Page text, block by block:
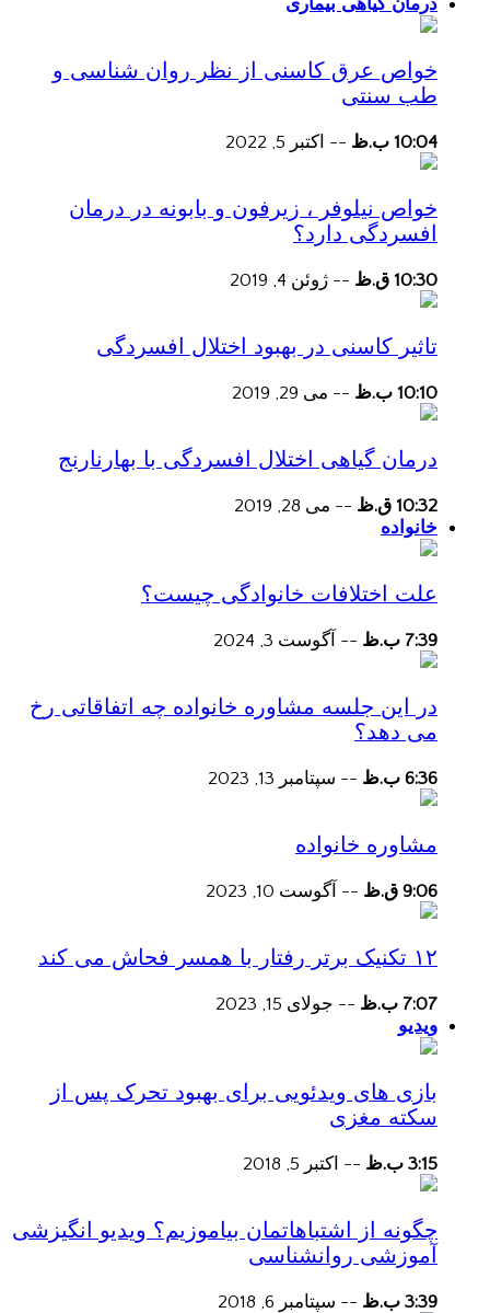
خواص عرق کاسنی از نظر روان شناسی و
طب سنتی
10:04 ب.ظ -- اکتبر 5, 2022
خواص نیلوفر ، زیرفون و بابونه در درمان
افسردگی دارد؟
10:30 ق.ظ -- ژوئن 4, 2019
تاثیر کاسنی در بهبود اختلال افسردگی
10:10 ب.ظ -- می 29, 2019
درمان گیاهی اختلال افسردگی با بهارنارنج
10:32 ق.ظ -- می 28, 2019
خانواده
علت اختلافات خانوادگی چیست؟
7:39 ب.ظ -- آگوست 3, 2024
در این جلسه مشاوره خانواده چه اتفاقاتی رخ
می دهد؟
6:36 ب.ظ -- سپتامبر 13, 2023
مشاوره خانواده
9:06 ق.ظ -- آگوست 10, 2023
۱۲ تکنیک برتر رفتار با همسر فحاش می کند
7:07 ب.ظ -- جولای 15, 2023
ویدیو
بازی های ویدئویی برای بهبود تحرک پس از
سکته مغزی
3:15 ب.ظ -- اکتبر 5, 2018
چگونه از اشتباهاتمان بیاموزیم؟ ویدیو انگیزشی
آموزشی روانشناسی
3:39 ب.ظ -- سپتامبر 6, 2018